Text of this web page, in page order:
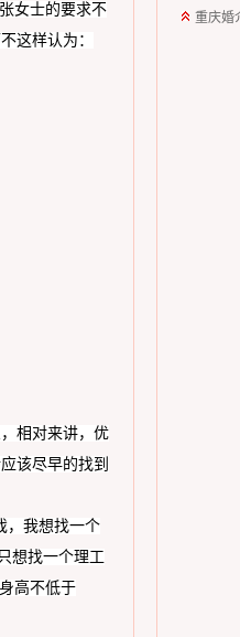
张女士的要求不
这样认为：
相对来讲，优
该尽早的找到
，我想找一个
想找一个理工
身高不低于
重庆婚